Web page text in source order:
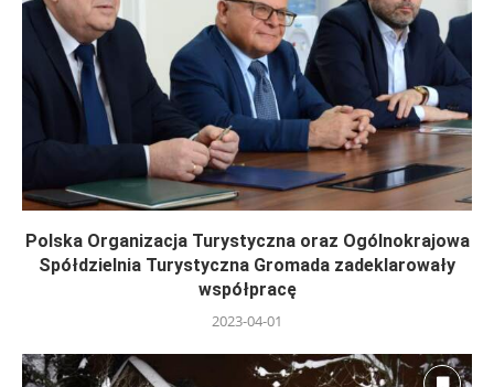
Polska Organizacja Turystyczna oraz Ogólnokrajowa
Spółdzielnia Turystyczna Gromada zadeklarowały
współpracę
2023-04-01